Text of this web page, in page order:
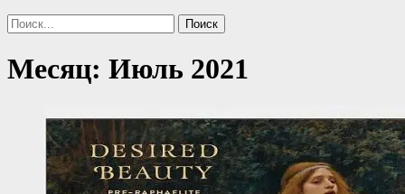
Поиск
Найти:
Месяц: Июль 2021